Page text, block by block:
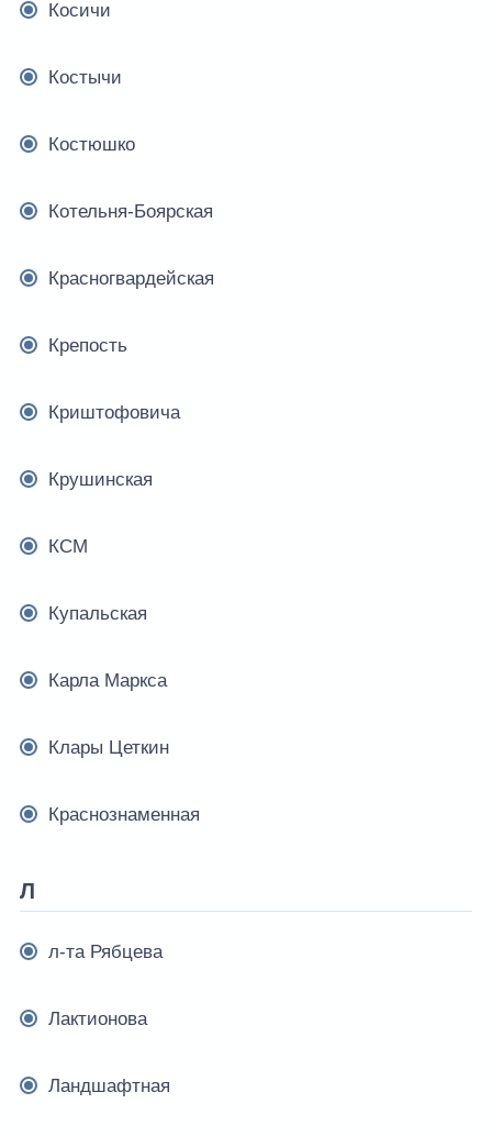
Косичи
Костычи
Костюшко
Котельня-Боярская
Красногвардейская
Крепость
Криштофовича
Крушинская
КСМ
Купальская
Карла Маркса
Клары Цеткин
Краснознаменная
Л
л-та Рябцева
Лактионова
Ландшафтная